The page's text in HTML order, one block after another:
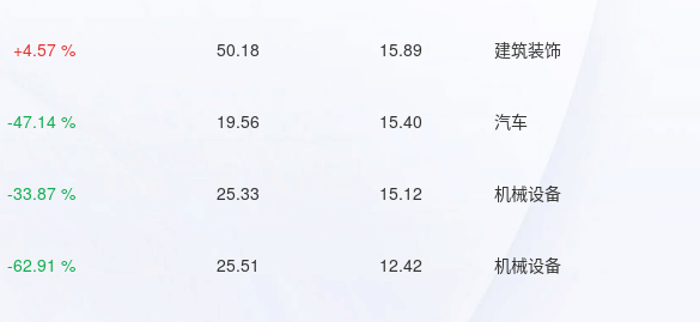
+4.57 % 50.18 15.89 建筑装饰
-47.14 % 19.56 15.40 汽车
-33.87 % 25.33 15.12 机械设备
-62.91 % 25.51 12.42 机械设备